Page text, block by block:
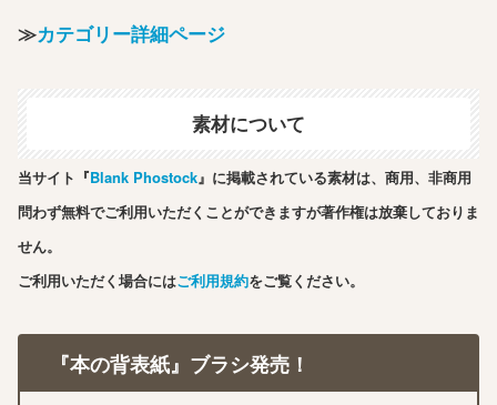
≫カテゴリー詳細ページ
素材について
当サイト『Blank Phostock』に掲載されている素材は、商用、非商用
問わず無料でご利用いただくことができますが著作権は放棄しておりま
せん。
ご利用いただく場合にはご利用規約をご覧ください。
『本の背表紙』ブラシ発売！